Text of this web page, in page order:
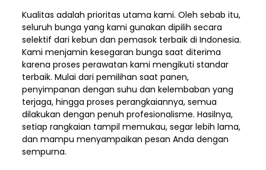
Kualitas adalah prioritas utama kami. Oleh sebab itu,
seluruh bunga yang kami gunakan dipilih secara
selektif dari kebun dan pemasok terbaik di Indonesia.
Kami menjamin kesegaran bunga saat diterima
karena proses perawatan kami mengikuti standar
terbaik. Mulai dari pemilihan saat panen,
penyimpanan dengan suhu dan kelembaban yang
terjaga, hingga proses perangkaiannya, semua
dilakukan dengan penuh profesionalisme. Hasilnya,
setiap rangkaian tampil memukau, segar lebih lama,
dan mampu menyampaikan pesan Anda dengan
sempurna.